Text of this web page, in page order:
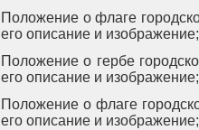
Положение о флаге
его описание и изображение;
Положение о гербе
его описание и изображение;
Положение о флаге
его описание и изображение;